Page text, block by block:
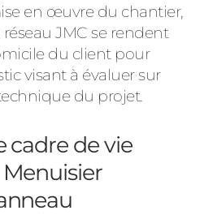
en œuvre du chantier,
JMC se rendent
du client pour
visant à évaluer sur
du projet.
cadre de vie